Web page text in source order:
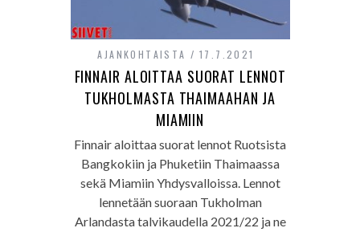
AJANKOHTAISTA 17.7.2021
FINNAIR ALOITTAA SUORAT LENNOT
TUKHOLMASTA THAIMAAHAN JA
MIAMIIN
Finnair aloittaa suorat lennot Ruotsista
Bangkokiin ja Phuketiin Thaimaassa
sekä Miamiin Yhdysvalloissa. Lennot
lennetään suoraan Tukholman
Arlandasta talvikaudella 2021/22 ja ne